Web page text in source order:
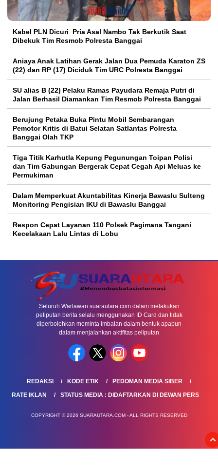
Kabel PLN Dicuri Pria Asal Nambo Tak Berkutik Saat
Dibekuk Tim Resmob Polresta Banggai
Aniaya Anak Latihan Gerak Jalan Dua Pemuda Karaton ZS
(22) dan RP (17) Diciduk Tim URC Polresta Banggai
SU alias B (22) Pelaku Ramas Payudara Remaja Putri di
Jalan Berhasil Diamankan Tim Resmob Polresta Banggai
Berujung Petaka Buka Pintu Mobil Sembarangan
Pemotor Kritis di Batui Selatan Satlantas Polresta
Banggai Olah TKP
Tiga Titik Karhutla Kepung Pegunungan Toipan Polisi
dan Tim Gabungan Bergerak Cepat Cegah Api Meluas ke
Permukiman
Dalam Memperkuat Akuntabilitas Kinerja Bawaslu Sulteng
Monitoring Pengisian IKU di Bawaslu Banggai
Respon Cepat Layanan 110 Polsek Pagimana Tangani
Kecelakaan Lalu Lintas di Lobu
Seluruh Wartawan suarautara.com dalam melakukan
peliputan berita selalu menggunakan ID Card dan tidak
diperbolehkan meminta imbalan dalam bentuk apapun
dalam menjalankan aktifitas peliputan
REDAKSI KODE ETIK
PEDOMAN MEDIA SIBER
RATE IKLAN
STATUS MEDIA : DIDAFTARKAN DI DEWAN PERS
COPYRIGHT © 2026 SUARAUTARA.COM - ALL RIGHTS RESERVED